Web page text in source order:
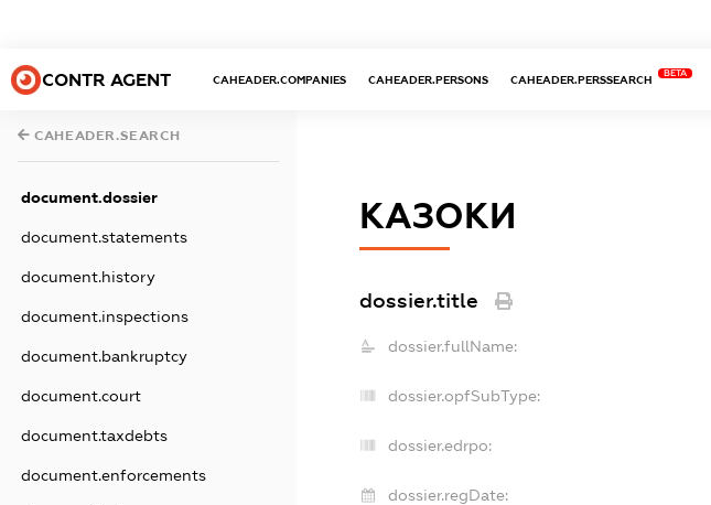
CONTR AGENT CAHEADER.COMPANIES CAHEADER.PERSONS CAHEADER.PERSSEARCH
BETA
CAHEADER.SEARCH
document.dossier
document.statements
document.history
document.inspections
document.bankruptcy
document.court
document.taxdebts
document.enforcements
КАЗОКИ
dossier.title
dossier.fullName:
dossier.opfSubType:
dossier.edrpo:
dossier.regDate: